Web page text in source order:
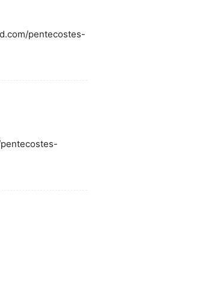
pentecostes-